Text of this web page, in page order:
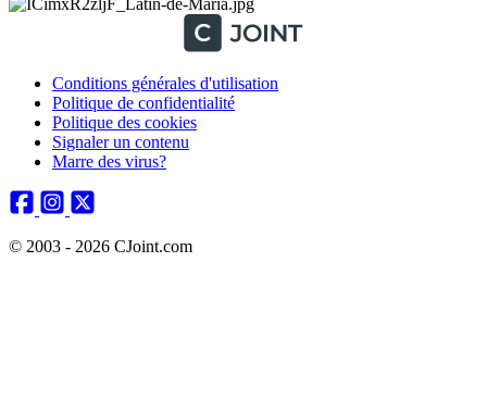
Conditions générales d'utilisation
Politique de confidentialité
Politique des cookies
Signaler un contenu
Marre des virus?
© 2003 - 2026 CJoint.com